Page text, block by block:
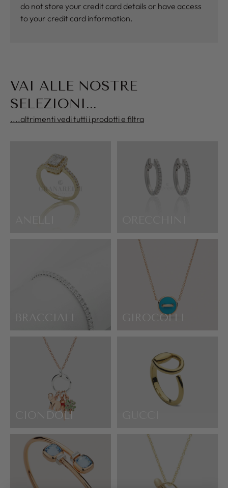
do not store your credit card details or have access
to your credit card information.
VAI ALLE NOSTRE
SELEZIONI...
....altrimenti vedi tutti i prodotti e filtra
ANELLI
BRACCIALI GIROCOLLI
CIONDOLI